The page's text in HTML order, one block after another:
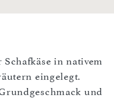
in nativem
eingelegt.
und